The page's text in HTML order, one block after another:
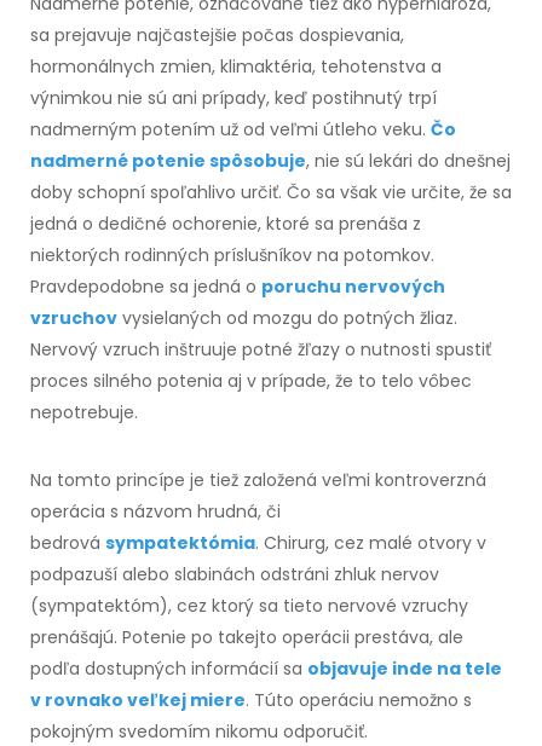
sa prejavuje najčastejšie počas dospievania,
hormonálnych zmien, klimaktéria, tehotenstva a
výnimkou nie sú ani prípady, keď postihnutý trpí
nadmerným potením už od veľmi útleho veku. Čo
nadmerné potenie spôsobuje, nie sú lekári do dnešnej
doby schopní spoľahlivo určiť. Čo sa však vie určite, že sa
jedná o dedičné ochorenie, ktoré sa prenáša z
niektorých rodinných príslušníkov na potomkov.
Pravdepodobne sa jedná o poruchu nervových
vzruchov vysielaných od mozgu do potných žliaz.
Nervový vzruch inštruuje potné žľazy o nutnosti spustiť
proces silného potenia aj v prípade, že to telo vôbec
nepotrebuje.
Na tomto princípe je tiež založená veľmi kontroverzná
operácia s názvom hrudná, či
bedrová sympatektómia. Chirurg, cez malé otvory v
podpazuší alebo slabinách odstráni zhluk nervov
(sympatektóm), cez ktorý sa tieto nervové vzruchy
prenášajú. Potenie po takejto operácii prestáva, ale
podľa dostupných informácií sa objavuje inde na tele
v rovnako veľkej miere. Túto operáciu nemožno s
pokojným svedomím nikomu odporučiť.